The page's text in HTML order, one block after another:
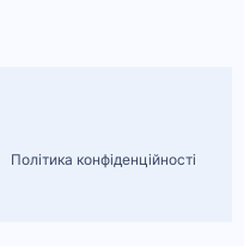
Політика конфіденційності